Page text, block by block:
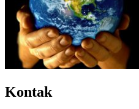
Kontak